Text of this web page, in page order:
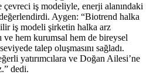
iş modeliyle, enerji alanındaki
Aygen: “Biotrend halka
iş modeli şirketin halka arz
ve hem kurumsal hem de bireysel
talep oluşmasını sağladı.
yatırımcılara ve Doğan Ailesi’ne
dedi.